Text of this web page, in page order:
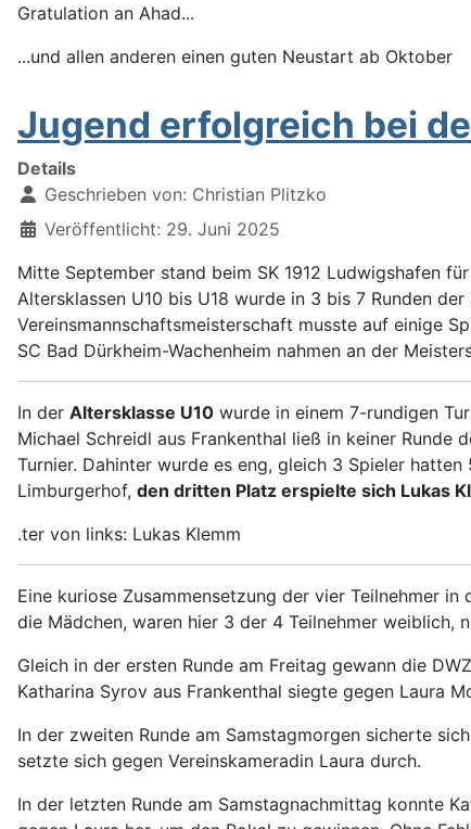
Gratulation an Ahad...
...und allen anderen einen guten Neustart ab Oktober
Jugend erfolgreich bei
Details
Geschrieben von: Christian Plitzko
Veröffentlicht: 29. Juni 2025
Mitte September stand beim SK 1912 Ludwigshafen
Altersklassen U10 bis U18 wurde in 3 bis 7 Runden
Vereinsmannschaftsmeisterschaft musste auf einige
SC Bad Dürkheim-Wachenheim nahmen an der
In der Altersklasse U10 wurde in einem 7-rundigen
Michael Schreidl aus Frankenthal ließ in keiner Runde
Turnier. Dahinter wurde es eng, gleich 3 Spieler
Limburgerhof, den dritten Platz erspielte sich Lukas
.ter von links: Lukas Klemm
Eine kuriose Zusammensetzung der vier Teilnehmer in
die Mädchen, waren hier 3 der 4 Teilnehmer weiblich,
Gleich in der ersten Runde am Freitag gewann die
Katharina Syrov aus Frankenthal siegte gegen Laura
In der zweiten Runde am Samstagmorgen sicherte
setzte sich gegen Vereinskameradin Laura durch.
In der letzten Runde am Samstagnachmittag konnte